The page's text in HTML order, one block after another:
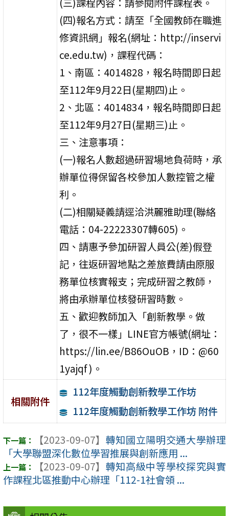
(四)報名方式：請至「全國教師在職進
修資訊網」報名(網址：http://inservi
ce.edu.tw)，課程代碼：
1、南區：4014828，報名時間即日起
至112年9月22日(星期四)止。
2、北區：4014834，報名時間即日起
至112年9月27日(星期三)止。
三、注意事項：
(一)報名人數超過研習場地負荷時，承
辦單位得保留各校參加人數控管之權
利。
(二)相關疑義請逕洽洪麗雅助理(聯絡
電話：04-22223307轉605)。
四、請惠予參加研習人員公(差)假登
記，往返研習地點之差旅費請由原服
務單位核實報支；完成研習之教師，
將由承辦單位核發研習時數。
五、歡迎教師加入「創新教學。做
了，很不一樣」LINE官方帳號(網址：
https://lin.ee/B86OuOB，ID：@60
1yajqf )。
相關附件
112年度觸動創新教學工作坊
112年度觸動創新教學工作坊 附件
【2023-09-07】 轉知國立陽明交通大學辦理
「大學聯盟深化數位學習推展與創新應用 ...
【2023-09-07】 轉知高級中等學校探究與實
作課程北區推動中心辦理「112-1社會領 ...